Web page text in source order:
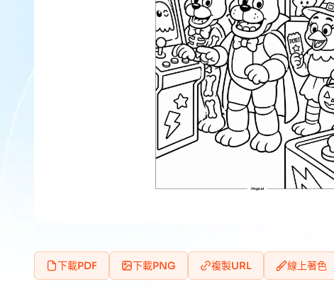
下載PDF 下載PNG 複製URL 線上著色